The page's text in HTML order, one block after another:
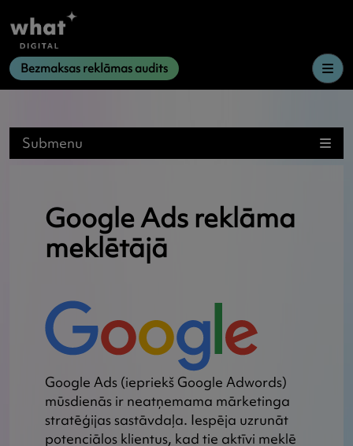
Bezmaksas reklāmas audits
Submenu
Google Ads reklāma
meklētājā
Google Ads (iepriekš Google Adwords)
mūsdienās ir neatņemama mārketinga
stratēģijas sastāvdaļa. Iespēja uzrunāt
potenciālos klientus, kad tie aktīvi meklē